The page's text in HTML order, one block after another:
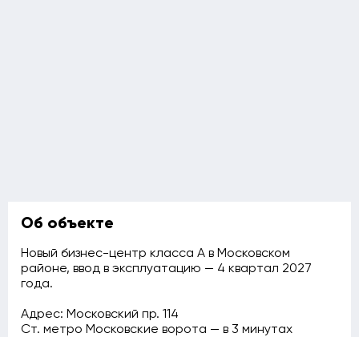
Об объекте
Новый бизнес-центр класса А в Московском
районе, ввод в эксплуатацию — 4 квартал 2027
года.
Адрес: Московский пр. 114
Ст. метро Московские ворота — в 3 минутах